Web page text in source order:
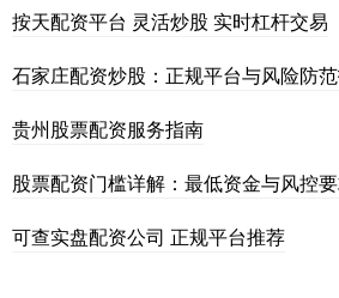
按天配资平台 灵活炒股 实时杠杆交易
石家庄配资炒股：正规平台与风险防
贵州股票配资服务指南
股票配资门槛详解：最低资金与风控
可查实盘配资公司 正规平台推荐